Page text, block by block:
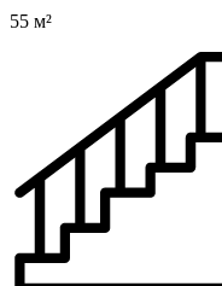
55 м²